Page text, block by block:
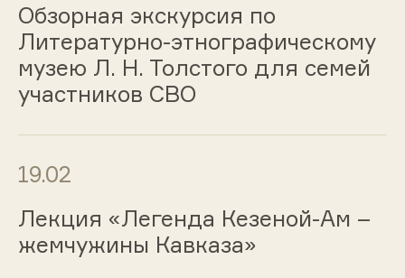
Обзорная экскурсия по
Литературно-этнографическому
музею Л. Н. Толстого для семей
участников СВО
19.02
Лекция «Легенда Кезеной-Ам –
жемчужины Кавказа»